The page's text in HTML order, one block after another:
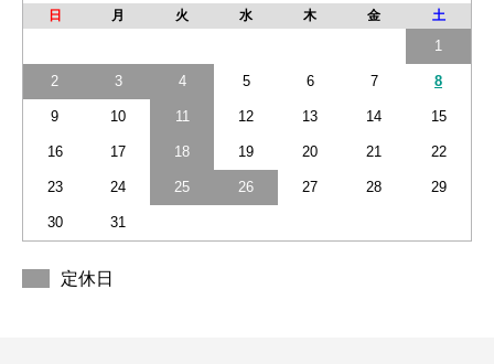
日 月 火 水 木 金 土
1
2 3 4 5 6 7 8
9 10 11 12 13 14 15
16 17 18 19 20 21 22
23 24 25 26 27 28 29
30 31
定休日